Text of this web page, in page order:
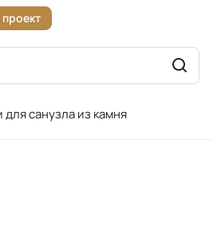
проект
санузла из камня